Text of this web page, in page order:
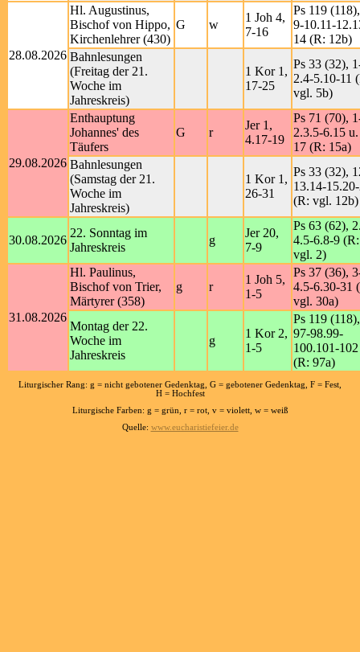
28.08.2026
Hl. Augustinus,
Bischof von Hippo,
Kirchenlehrer (430)
G w
1 Joh 4,
7-16
Ps 119 (118),
9-10.11-
14 (R: 12b)
Bahnlesungen
(Freitag der 21.
Woche im
Jahreskreis)
1 Kor 1,
17-25
Ps 33 (32),
2.4-5.10-11
vgl. 5b)
29.08.2026
Enthauptung
Johannes' des
Täufers
G r
Jer 1,
4.17-19
Ps 71 (70),
2.3.5-6.15 u.
17 (R: 15a)
Bahnlesungen
(Samstag der 21.
Woche im
Jahreskreis)
1 Kor 1,
26-31
Ps 33 (32),
13.14-
(R: vgl. 12b)
30.08.2026
22. Sonntag im
Jahreskreis
g
Jer 20,
7-9
Ps 63 (62),
4.5-6.8-9 (R:
vgl. 2)
31.08.2026
Hl. Paulinus,
Bischof von Trier,
Märtyrer (358)
g r
1 Joh 5,
1-5
Ps 37 (36),
4.5-6.30-31
vgl. 30a)
Montag der 22.
Woche im
Jahreskreis
g
1 Kor 2,
1-5
Ps 119 (118),
97-98.99-
100.101-102
(R: 97a)
Liturgischer Rang: g = nicht gebotener Gedenktag, G = gebotener Gedenktag, F = Fest,
H = Hochfest
Liturgische Farben: g = grün, r = rot, v = violett, w = weiß
Quelle: www.eucharistiefeier.de